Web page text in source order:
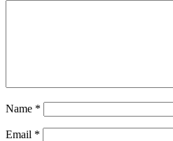
Name *
Email *